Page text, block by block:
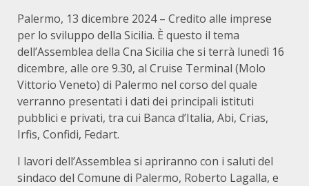
Palermo, 13 dicembre 2024 – Credito alle imprese
per lo sviluppo della Sicilia. È questo il tema
dell’Assemblea della Cna Sicilia che si terrà lunedì 16
dicembre, alle ore 9.30, al Cruise Terminal (Molo
Vittorio Veneto) di Palermo nel corso del quale
verranno presentati i dati dei principali istituti
pubblici e privati, tra cui Banca d’Italia, Abi, Crias,
Irfis, Confidi, Fedart.
I lavori dell’Assemblea si apriranno con i saluti del
sindaco del Comune di Palermo, Roberto Lagalla, e